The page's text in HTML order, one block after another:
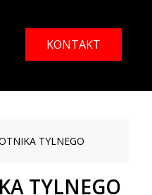
KONTAKT
TYLNEGO
TYLNEGO